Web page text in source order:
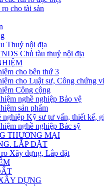
cho tài sản
Thuỷ nội địa
Chủ tàu thuỷ nội địa
cho bên thứ 3
cho Luật sư, Công chứng
Công cộng
nghề nghiệp Bảo vệ
sản phẩm
nghiệp Kỹ sư tư vấn, thiết kế,
nghề nghiệp Bác sỹ
THƯƠNG MẠI
LẮP ĐẶT
Xây dựng, Lắp đặt
DỰNG